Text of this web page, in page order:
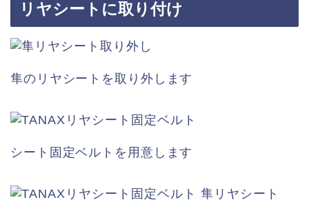
リヤシートに取り付け
隼のリヤシートを取り外します
シート固定ベルトを用意します